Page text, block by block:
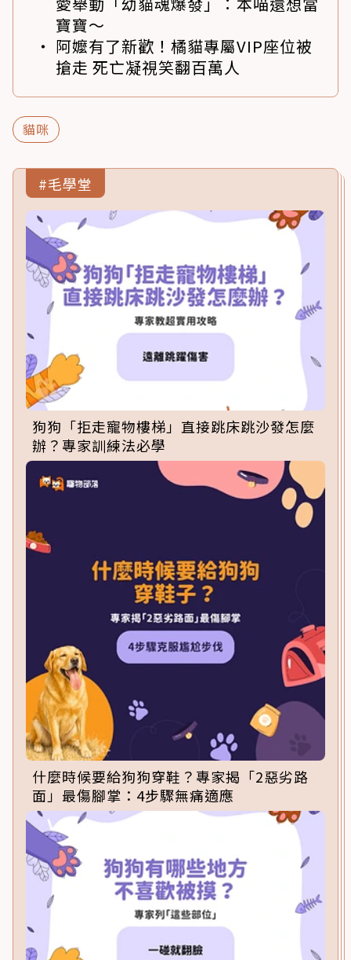
寶寶～
阿嬤有了新歡！橘貓專屬VIP座位被
搶走 死亡凝視笑翻百萬人
貓咪
#毛學堂
狗狗「拒走寵物樓梯」直接跳床跳沙發怎麼
辦？專家訓練法必學
什麼時候要給狗狗穿鞋？專家揭「2惡劣路
面」最傷腳掌：4步驟無痛適應